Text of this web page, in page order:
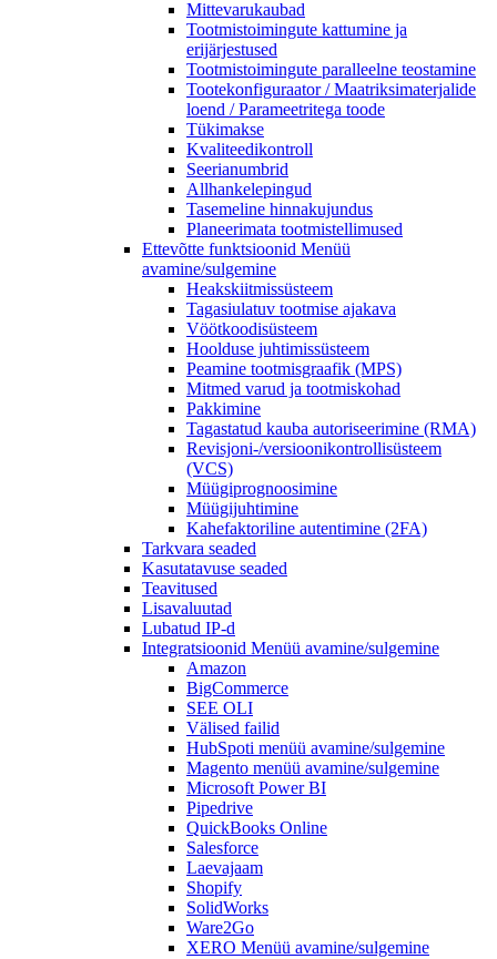
Mittevarukaubad
Tootmistoimingute kattumine ja
erijärjestused
Tootmistoimingute paralleelne teostamine
Tootekonfiguraator / Maatriksimaterjalide
loend / Parameetritega toode
Tükimakse
Kvaliteedikontroll
Seerianumbrid
Allhankelepingud
Tasemeline hinnakujundus
Planeerimata tootmistellimused
Ettevõtte funktsioonid Menüü
avamine/sulgemine
Heakskiitmissüsteem
Tagasiulatuv tootmise ajakava
Vöötkoodisüsteem
Hoolduse juhtimissüsteem
Peamine tootmisgraafik (MPS)
Mitmed varud ja tootmiskohad
Pakkimine
Tagastatud kauba autoriseerimine (RMA)
Revisjoni-/versioonikontrollisüsteem
(VCS)
Müügiprognoosimine
Müügijuhtimine
Kahefaktoriline autentimine (2FA)
Tarkvara seaded
Kasutatavuse seaded
Teavitused
Lisavaluutad
Lubatud IP-d
Integratsioonid Menüü avamine/sulgemine
Amazon
BigCommerce
SEE OLI
Välised failid
HubSpoti menüü avamine/sulgemine
Magento menüü avamine/sulgemine
Microsoft Power BI
Pipedrive
QuickBooks Online
Salesforce
Laevajaam
Shopify
SolidWorks
Ware2Go
XERO Menüü avamine/sulgemine